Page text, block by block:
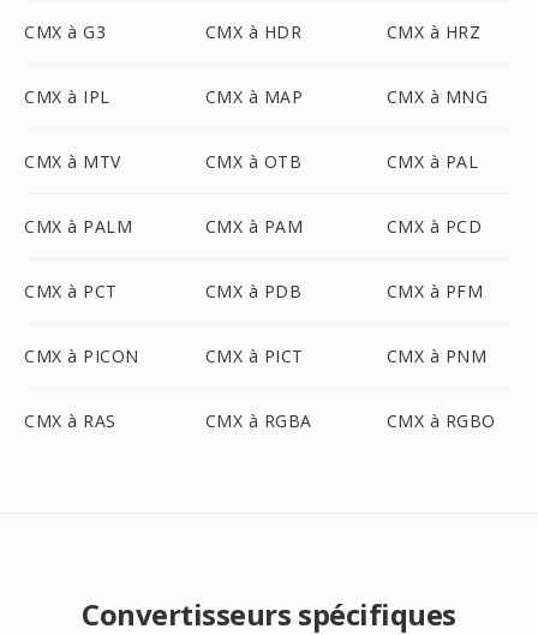
CMX à G3 CMX à HDR CMX à HRZ
CMX à IPL CMX à MAP CMX à MNG
CMX à MTV CMX à OTB CMX à PAL
CMX à PALM CMX à PAM CMX à PCD
CMX à PCT CMX à PDB CMX à PFM
CMX à PICON CMX à PICT CMX à PNM
CMX à RAS CMX à RGBA CMX à RGBO
Convertisseurs spécifiques